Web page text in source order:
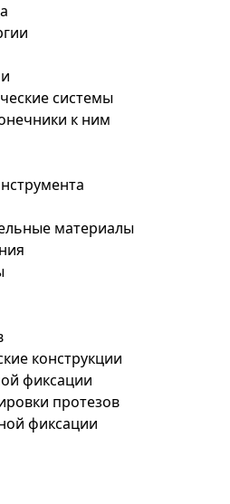
системы
к ним
материалы
конструкции
фиксации
протезов
фиксации